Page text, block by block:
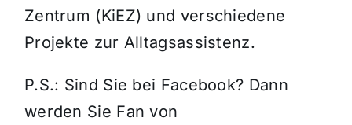
Zentrum (KiEZ) und verschiedene
Projekte zur Alltagsassistenz.
P.S.: Sind Sie bei Facebook? Dann
werden Sie Fan von